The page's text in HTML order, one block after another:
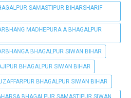
SAMASTIPUR BIHARSHARIF
MADHEPURA A BHAGALPUR
BHAGALPUR SIWAN BIHAR
BHAGALPUR SIWAN BIHAR
BHAGALPUR SIWAN BIHAR
BHAGALPUR SAMASTIPUR SIWAN